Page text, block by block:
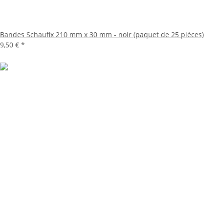
Bandes Schaufix 210 mm x 30 mm - noir (paquet de 25 pièces)
9,50 € *